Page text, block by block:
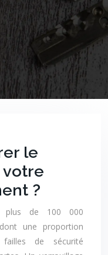
le
?
plus de 100 000
une proportion
failles de sécurité